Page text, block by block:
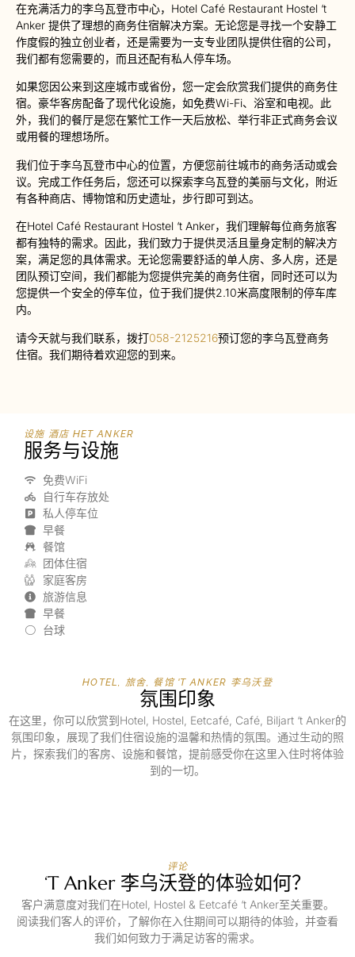
在充满活力的李乌瓦登市中心，Hotel Café Restaurant Hostel ‘t
Anker 提供了理想的商务住宿解决方案。无论您是寻找一个安静工
作度假的独立创业者，还是需要为一支专业团队提供住宿的公司，
我们都有您需要的，而且还配有私人停车场。
如果您因公来到这座城市或省份，您一定会欣赏我们提供的商务住
宿。豪华客房配备了现代化设施，如免费Wi-Fi、浴室和电视。此
外，我们的餐厅是您在繁忙工作一天后放松、举行非正式商务会议
或用餐的理想场所。
我们位于李乌瓦登市中心的位置，方便您前往城市的商务活动或会
议。完成工作任务后，您还可以探索李乌瓦登的美丽与文化，附近
有各种商店、博物馆和历史遗址，步行即可到达。
在Hotel Café Restaurant Hostel ‘t Anker，我们理解每位商务旅客
都有独特的需求。因此，我们致力于提供灵活且量身定制的解决方
案，满足您的具体需求。无论您需要舒适的单人房、多人房，还是
团队预订空间，我们都能为您提供完美的商务住宿，同时还可以为
您提供一个安全的停车位，位于我们提供2.10米高度限制的停车库
内。
请今天就与我们联系，拨打058-2125216预订您的李乌瓦登商务
住宿。我们期待着欢迎您的到来。
设施 酒店 HET ANKER
服务与设施
免费WiFi
自行车存放处
私人停车位
早餐
餐馆
团体住宿
家庭客房
旅游信息
早餐
台球
HOTEL, 旅舍, 餐馆 'T ANKER 李乌沃登
氛围印象
在这里，你可以欣赏到Hotel, Hostel, Eetcafé, Café, Biljart ‘t Anker的
氛围印象，展现了我们住宿设施的温馨和热情的氛围。通过生动的照
片，探索我们的客房、设施和餐馆，提前感受你在这里入住时将体验
到的一切。
评论
‘t Anker 李乌沃登的体验如何？
客户满意度对我们在Hotel, Hostel & Eetcafé ‘t Anker至关重要。
阅读我们客人的评价，了解你在入住期间可以期待的体验，并查看
我们如何致力于满足访客的需求。